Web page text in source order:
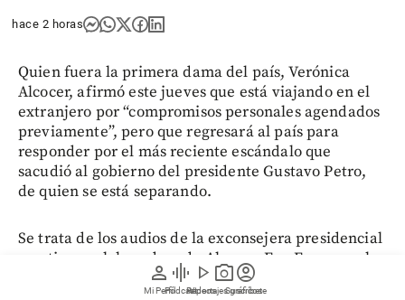
person
Mi Perfil
graphic_eq
Pódcast
play_arrow
Videos
photo_camera
Reportajes gráficos
account_circle
Suscríbete
hace 2 horas
Quien fuera la primera dama del país, Verónica
Alcocer, afirmó este jueves que está viajando en el
extranjero por “compromisos personales agendados
previamente”, pero que regresará al país para
responder por el más reciente escándalo que
sacudió al gobierno del presidente Gustavo Petro,
de quien se está separando.
Se trata de los audios de la exconsejera presidencial
y antigua colaboradora de Alcocer, Eva Ferrer, en los
que sostiene que ella “tiene de testaferros a varios